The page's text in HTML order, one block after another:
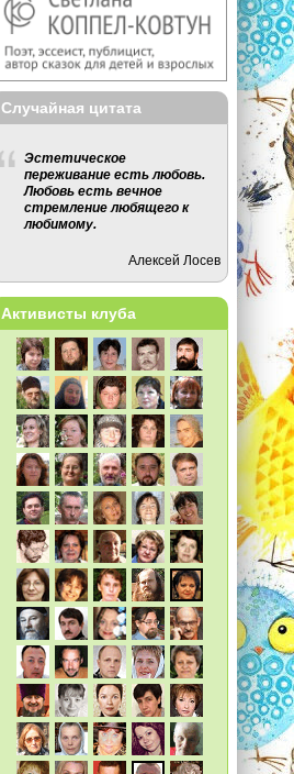
Случайная цитата
Эстетическое
переживание есть любовь.
Любовь есть вечное
стремление любящего к
любимому.
Алексей Лосев
Активисты клуба